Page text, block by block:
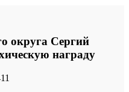
округа Сергий
награду